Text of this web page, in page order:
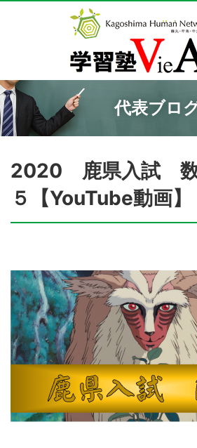
代表ブロ
2020 鹿県入試 数
５【YouTube動画】